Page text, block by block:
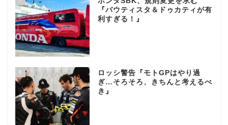
『バウティスタ＆ドゥカティが有
利すぎる！』
8
ロッシ警告『モトGPはやり過
ぎ…そろそろ、きちんと考えるべ
き』